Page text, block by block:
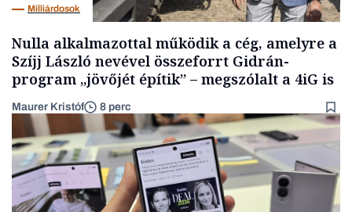
Milliárdosok
Nulla alkalmazottal működik a cég, amelyre a
Szíjj László nevével összeforrt Gidrán-
program „jövőjét építik” – megszólalt a 4iG is
Maurer Kristóf 8 perc